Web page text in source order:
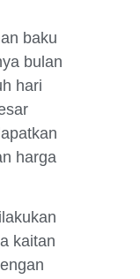
baku
bulan
hari
harga
kaitan